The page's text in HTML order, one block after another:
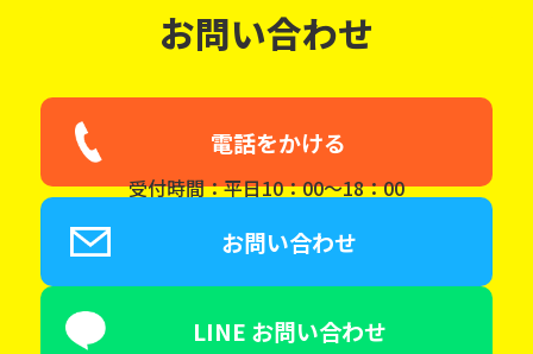
お問い合わせ
電話をかける
受付時間：平日10：00～18：00
お問い合わせ
LINE お問い合わせ